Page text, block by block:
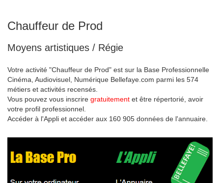
Chauffeur de Prod
Moyens artistiques / Régie
Votre activité "Chauffeur de Prod" est sur la Base Professionnelle
Cinéma, Audiovisuel, Numérique Bellefaye.com parmi les 574
métiers et activités recensés.
Vous pouvez vous inscrire gratuitement et être répertorié, avoir
votre profil professionnel.
Accéder à l'Appli et accéder aux 160 905 données de l'annuaire.